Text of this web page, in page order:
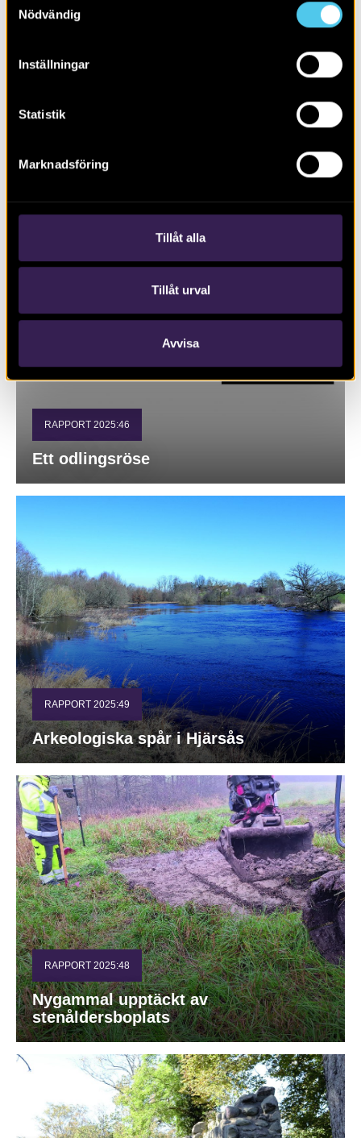
Nödvändig
Inställningar
Statistik
Marknadsföring
Tillåt alla
Tillåt urval
Avvisa
Gravar, gravfält och rituella strukturer
RAPPORT 2025:46
Ett odlingsröse
RAPPORT 2025:49
Arkeologiska spår i Hjärsås
RAPPORT 2025:48
Nygammal upptäckt av
stenåldersboplats